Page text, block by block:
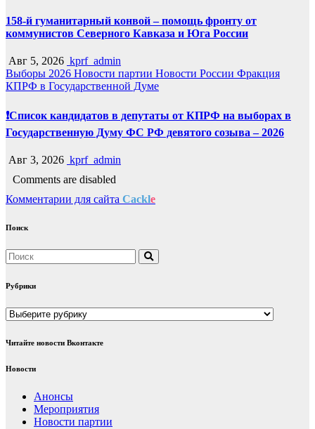
158-й гуманитарный конвой – помощь фронту от
коммунистов Северного Кавказа и Юга России
Авг 5, 2026 kprf_admin
Выборы 2026 Новости партии Новости России Фракция
КПРФ в Государственной Думе
❗️Список кандидатов в депутаты от КПРФ на выборах в
Государственную Думу ФС РФ девятого созыва – 2026
Авг 3, 2026 kprf_admin
Comments are disabled
Комментарии для сайта Cackle
Поиск
Рубрики
Рубрики
Читайте новости Вконтакте
Новости
Анонсы
Мероприятия
Новости партии